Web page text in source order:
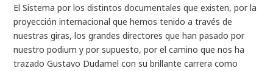
El Sistema por los distintos documentales que existen, por la
proyección internacional que hemos tenido a través de
nuestras giras, los grandes directores que han pasado por
nuestro podium y por supuesto, por el camino que nos ha
trazado Gustavo Dudamel con su brillante carrera como